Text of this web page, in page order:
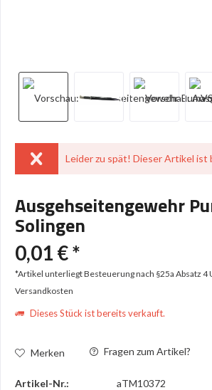
Leider zu spät! Dieser Artikel
Ausgehseitengewehr
Solingen
0,01 € *
*Artikel unterliegt Besteuerung nach §25a Absatz 4
Versandkosten
Dieses Stück ist bereits verkauft.
Merken Fragen zum Artikel?
Artikel-Nr.: aTM10372